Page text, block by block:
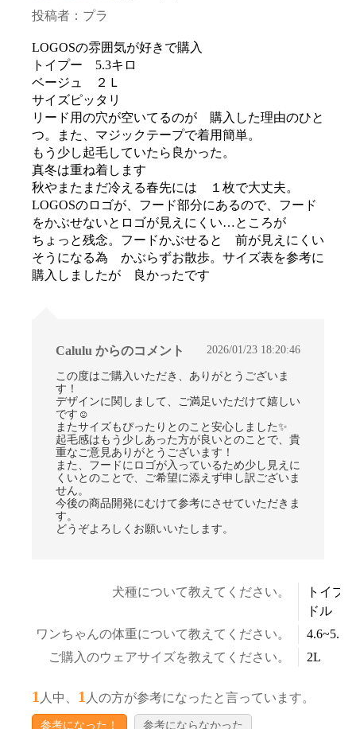
投稿者：プラ
LOGOSの雰囲気が好きで購入
トイプー 5.3キロ
ベージュ ２Ｌ
サイズピッタリ
リード用の穴が空いてるのが 購入した理由のひと
つ。また、マジックテープで着用簡単。
もう少し起毛していたら良かった。
真冬は重ね着します
秋やまたまだ冷える春先には １枚で大丈夫。
LOGOSのロゴが、フード部分にあるので、フード
をかぶせないとロゴが見えにくい…ところが
ちょっと残念。フードかぶせると 前が見えにくい
そうになる為 かぶらずお散歩。サイズ表を参考に
購入しましたが 良かったです
Calulu からのコメント 2026/01/23 18:20:46
この度はご購入いただき、ありがとうございま
す！
デザインに関しまして、ご満足いただけて嬉しい
です☺
またサイズもぴったりとのこと安心しました✨
起毛感はもう少しあった方が良いとのことで、貴
重なご意見ありがとうございます！
また、フードにロゴが入っているため少し見えに
くいとのことで、ご希望に添えず申し訳ございま
せん。
今後の商品開発にむけて参考にさせていただきま
す。
どうぞよろしくお願いいたします。
犬種について教えてください。
トイプ
ドル
ワンちゃんの体重について教えてください。
ご購入のウェアサイズを教えてください。
2L
1 人中、 1 人の方が参考になったと言っています。
参考になった！ 参考にならなかった